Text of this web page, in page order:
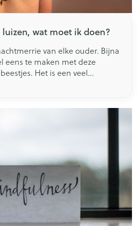
wat moet ik doen?
van elke ouder. Bijna
eens te maken met deze
Het is een veel
kunnen wel erg veel